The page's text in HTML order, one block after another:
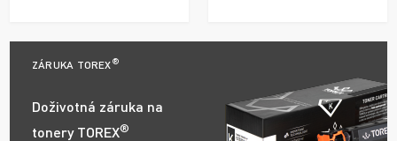
ZÁRUKA TOREX®
Doživotná záruka na
tonery TOREX®